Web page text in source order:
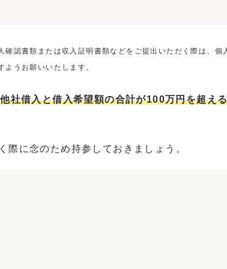
認書類または収入証明書類などをご提出いただく際は、個
うお願いいたします。
他社借入と借入希望額の合計が100万円を超え
際に念のため持参しておきましょう。